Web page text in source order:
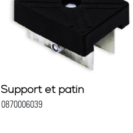
Support et patin
0870006039